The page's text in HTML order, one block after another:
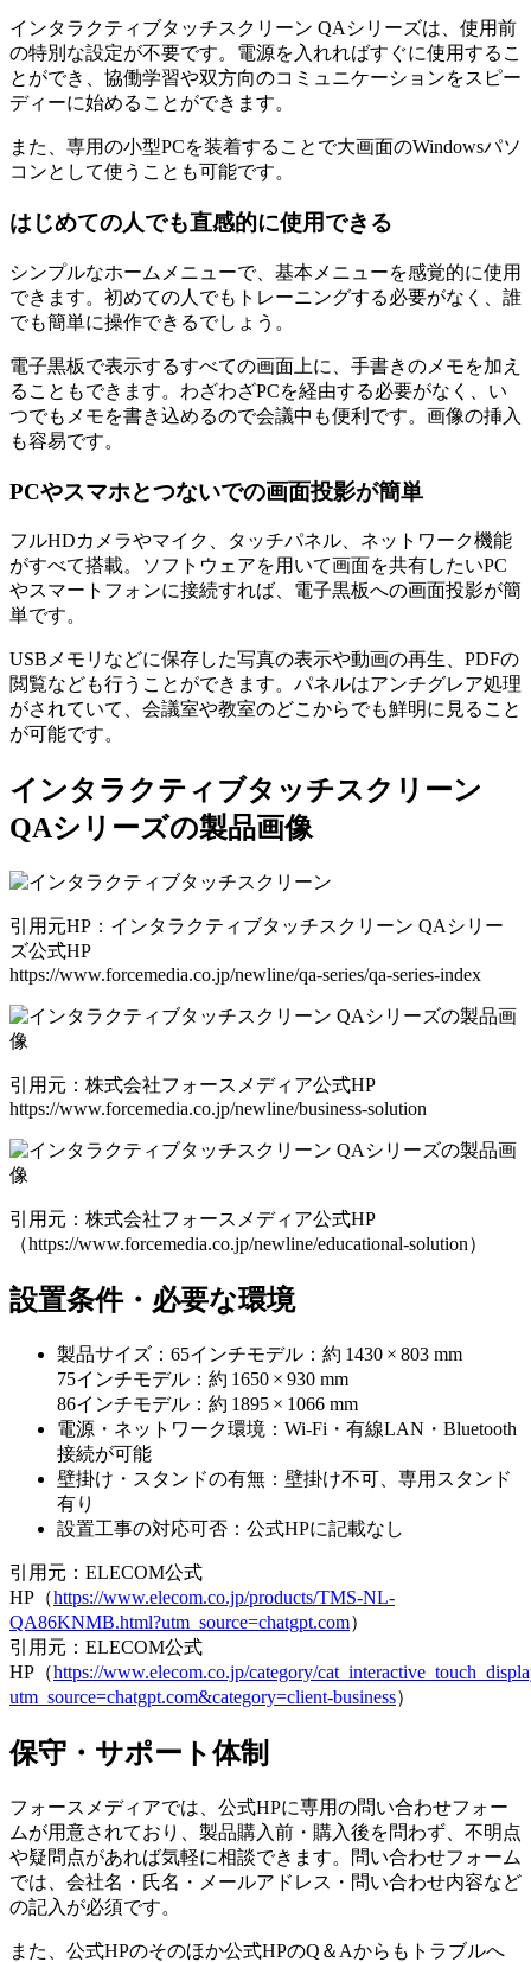
インタラクティブタッチスクリーン QAシリーズは、使用前
の特別な設定が不要です。電源を入れればすぐに使用するこ
とができ、協働学習や双方向のコミュニケーションをスピー
ディーに始めることができます。
また、専用の小型PCを装着することで大画面のWindowsパソ
コンとして使うことも可能です。
はじめての人でも直感的に使用できる
シンプルなホームメニューで、基本メニューを感覚的に使用
できます。初めての人でもトレーニングする必要がなく、誰
でも簡単に操作できるでしょう。
電子黒板で表示するすべての画面上に、手書きのメモを加え
ることもできます。わざわざPCを経由する必要がなく、い
つでもメモを書き込めるので会議中も便利です。画像の挿入
も容易です。
PCやスマホとつないでの画面投影が簡単
フルHDカメラやマイク、タッチパネル、ネットワーク機能
がすべて搭載。ソフトウェアを用いて画面を共有したいPC
やスマートフォンに接続すれば、電子黒板への画面投影が簡
単です。
USBメモリなどに保存した写真の表示や動画の再生、PDFの
閲覧なども行うことができます。パネルはアンチグレア処理
がされていて、会議室や教室のどこからでも鮮明に見ること
が可能です。
インタラクティブタッチスクリーン
QAシリーズの製品画像
引用元HP：インタラクティブタッチスクリーン QAシリー
ズ公式HP
https://www.forcemedia.co.jp/newline/qa-series/qa-series-index
引用元：株式会社フォースメディア公式HP
https://www.forcemedia.co.jp/newline/business-solution
引用元：株式会社フォースメディア公式HP
（https://www.forcemedia.co.jp/newline/educational-solution）
設置条件・必要な環境
製品サイズ：65インチモデル：約 1430 × 803 mm
75インチモデル：約 1650 × 930 mm
86インチモデル：約 1895 × 1066 mm
電源・ネットワーク環境：Wi-Fi・有線LAN・Bluetooth
接続が可能
壁掛け・スタンドの有無：壁掛け不可、専用スタンド
有り
設置工事の対応可否：公式HPに記載なし
引用元：ELECOM公式
HP（https://www.elecom.co.jp/products/TMS-NL-
QA86KNMB.html?utm_source=chatgpt.com）
引用元：ELECOM公式
HP（https://www.elecom.co.jp/category/
utm_source=chatgpt.com&category=client-business）
保守・サポート体制
フォースメディアでは、公式HPに専用の問い合わせフォー
ムが用意されており、製品購入前・購入後を問わず、不明点
や疑問点があれば気軽に相談できます。問い合わせフォーム
では、会社名・氏名・メールアドレス・問い合わせ内容など
の記入が必須です。
また、公式HPのそのほか公式HPのQ＆Aからもトラブルへ